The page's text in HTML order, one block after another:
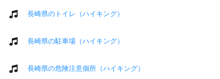
長崎県のトイレ（ハイキング）
長崎県の駐車場（ハイキング）
長崎県の危険注意個所（ハイキング）